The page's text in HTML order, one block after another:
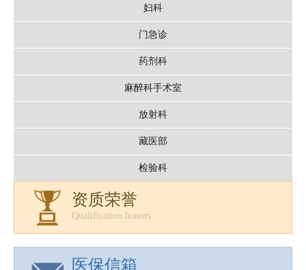
妇科
门急诊
药剂科
麻醉科手术室
放射科
藏医部
检验科
资质荣誉
Qualification honors
医保信箱